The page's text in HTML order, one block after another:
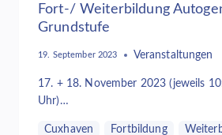
Fort-/ Weiterbildung
Grundstufe
19. September 2023 Veranstaltungen
17. + 18. November 2023 (jeweils
Uhr)…
Cuxhaven Fortbildung